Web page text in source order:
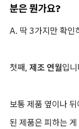
분은 뭔가요?
A. 딱 3가지만 확인
첫째, 제조 연월입
보통 제품 옆이나
된 제품은 피하는